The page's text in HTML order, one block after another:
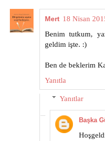
Mert 18 Nisan
Benim tutkum,
geldim işte. :)
Ben de beklerim
Yanıtla
Yanıtlar
Başka